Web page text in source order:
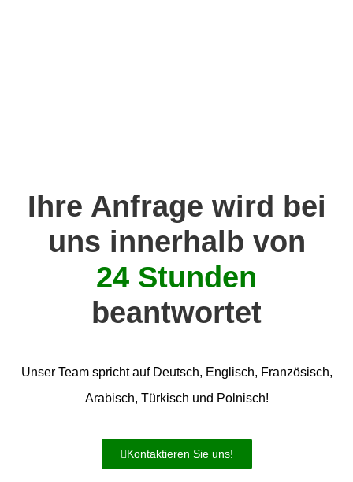
Ihre Anfrage wird bei
uns innerhalb von
24 Stunden​
beantwortet
Unser Team spricht auf Deutsch, Englisch, Französisch,
Arabisch, Türkisch und Polnisch!
Kontaktieren Sie uns!